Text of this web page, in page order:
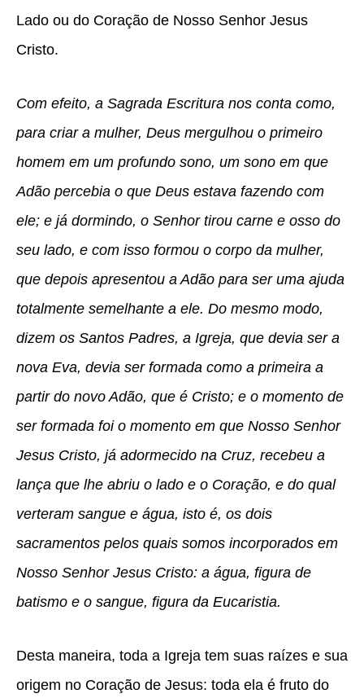
Lado ou do Coração de Nosso Senhor Jesus
Cristo.
Com efeito, a Sagrada Escritura nos conta como,
para criar a mulher, Deus mergulhou o primeiro
homem em um profundo sono, um sono em que
Adão percebia o que Deus estava fazendo com
ele; e já dormindo, o Senhor tirou carne e osso do
seu lado, e com isso formou o corpo da mulher,
que depois apresentou a Adão para ser uma ajuda
totalmente semelhante a ele. Do mesmo modo,
dizem os Santos Padres, a Igreja, que devia ser a
nova Eva, devia ser formada como a primeira a
partir do novo Adão, que é Cristo; e o momento de
ser formada foi o momento em que Nosso Senhor
Jesus Cristo, já adormecido na Cruz, recebeu a
lança que lhe abriu o lado e o Coração, e do qual
verteram sangue e água, isto é, os dois
sacramentos pelos quais somos incorporados em
Nosso Senhor Jesus Cristo: a água, figura de
batismo e o sangue, figura da Eucaristia.
Desta maneira, toda a Igreja tem suas raízes e sua
origem no Coração de Jesus: toda ela é fruto do